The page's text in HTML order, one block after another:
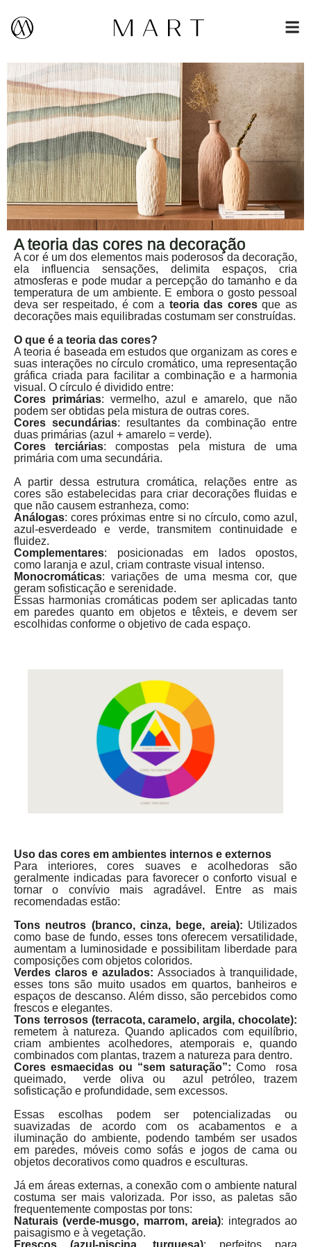
A teoria das cores na decoração
A cor é um dos elementos mais poderosos da decoração,
ela influencia sensações, delimita espaços, cria
atmosferas e pode mudar a percepção do tamanho e da
temperatura de um ambiente. E embora o gosto pessoal
deva ser respeitado, é com a teoria das coresque as
decorações mais equilibradas costumam ser construídas.
O que é a teoria das cores?
A teoria é baseada em estudos que organizam as cores e
suas interações no círculo cromático, uma representação
gráfica criada para facilitar a combinação e a harmonia
visual. O círculo é dividido entre:
Cores primárias: vermelho, azul e amarelo, que não
podem ser obtidas pela mistura de outras cores.
Cores secundárias: resultantes da combinação entre
duas primárias (azul + amarelo = verde).
Cores terciárias: compostas pela mistura de uma
primária com uma secundária.
A partir dessa estrutura cromática, relações entre as
cores são estabelecidas para criar decorações fluidas e
que não causem estranheza, como:
Análogas: cores próximas entre si no círculo, como azul,
azul-esverdeado e verde, transmitem continuidade e
fluidez.
Complementares: posicionadas em lados opostos,
como laranja e azul, criam contraste visual intenso.
Monocromáticas: variações de uma mesma cor, que
geram sofisticação e serenidade.
Essas harmonias cromáticas podem ser aplicadas tanto
em paredes quanto em objetos e têxteis, e devem ser
escolhidas conforme o objetivo de cada espaço.
Uso das cores em ambientes internos e externos
Para interiores, cores suaves e acolhedoras são
geralmente indicadas para favorecer o conforto visual e
tornar o convívio mais agradável. Entre as mais
recomendadas estão:
Tons neutros (branco, cinza, bege, areia): Utilizados
como base de fundo, esses tons oferecem versatilidade,
aumentam a luminosidade e possibilitam liberdade para
composições com objetos coloridos.
Verdes claros e azulados: Associados à tranquilidade,
esses tons são muito usados em quartos, banheiros e
espaços de descanso. Além disso, são percebidos como
frescos e elegantes.
Tons terrosos (terracota, caramelo, argila, chocolate):
remetem à natureza. Quando aplicados com equilíbrio,
criam ambientes acolhedores, atemporais e, quando
combinados com plantas, trazem a natureza para dentro.
Cores esmaecidas ou “sem saturação”:Como rosa
queimado, verde oliva ou azul petróleo, trazem
sofisticação e profundidade, sem excessos.
Essas escolhas podem ser potencializadas ou
suavizadas de acordo com os acabamentos e a
iluminação do ambiente, podendo também ser usados
em paredes, móveis como sofás e jogos de cama ou
objetos decorativos como quadros e esculturas.
Já em áreas externas, a conexão com o ambiente natural
costuma ser mais valorizada. Por isso, as paletas são
frequentemente compostas por tons:
Naturais (verde-musgo, marrom, areia): integrados ao
paisagismo e à vegetação.
Frescos (azul-piscina, turquesa): perfeitos para